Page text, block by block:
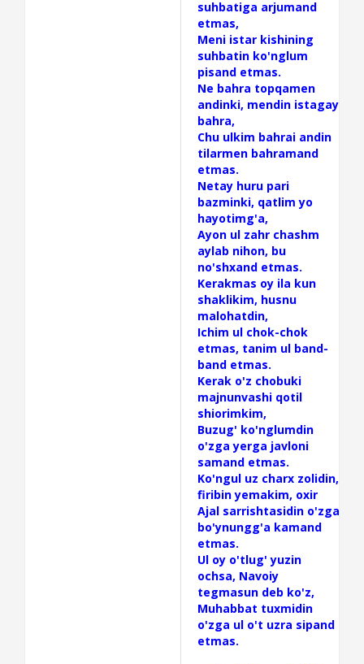
suhbatiga arjumand
etmas,
Meni istar kishining
suhbatin ko'nglum
pisand etmas.
Ne bahra topqamen
andinki, mendin istagay
bahra,
Chu ulkim bahrai andin
tilarmen bahramand
etmas.
Netay huru pari
bazminki, qatlim yo
hayotimg'a,
Ayon ul zahr chashm
aylab nihon, bu
no'shxand etmas.
Kerakmas oy ila kun
shaklikim, husnu
malohatdin,
Ichim ul chok-chok
etmas, tanim ul band-
band etmas.
Kerak o'z chobuki
majnunvashi qotil
shiorimkim,
Buzug' ko'nglumdin
o'zga yerga javloni
samand etmas.
Ko'ngul uz charx zolidin,
firibin yemakim, oxir
Ajal sarrishtasidin o'zga
bo'ynungg'a kamand
etmas.
Ul oy o'tlug' yuzin
ochsa, Navoiy
tegmasun deb ko'z,
Muhabbat tuxmidin
o'zga ul o't uzra sipand
etmas.